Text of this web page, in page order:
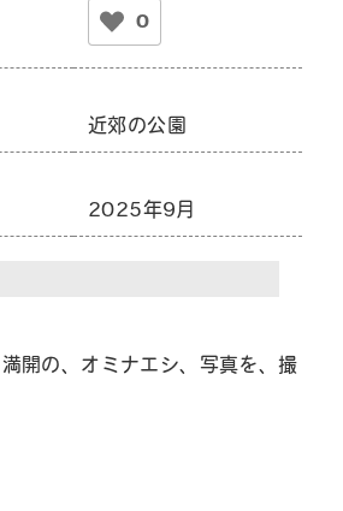
0
近郊の公園
2025年9月
開の、オミナエシ、写真を、撮